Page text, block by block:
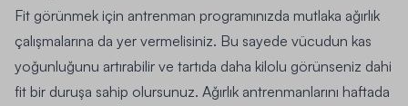
Fit görünmek için antrenman programınızda mutlaka ağırlık
çalışmalarına da yer vermelisiniz. Bu sayede vücudun kas
yoğunluğunu artırabilir ve tartıda daha kilolu görünseniz dahi
fit bir duruşa sahip olursunuz. Ağırlık antrenmanlarını haftada